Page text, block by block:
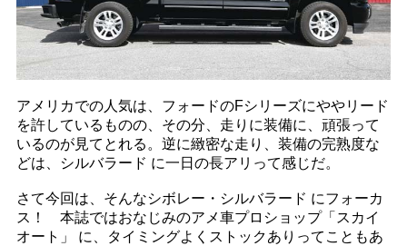
アメリカでの人気は、フォードのFシリーズにややリード
を許しているものの、その分、走りに装備に、頑張って
いるのが見てとれる。逆に緻密な走り、装備の完熟度な
どは、シルバラード に一日の長アリって感じだ。
さて今回は、そんなシボレー・シルバラード にフォーカ
ス！ 本誌ではおなじみのアメ車プロショップ「スカイ
オート」 に、タイミングよくストックありってこともあ